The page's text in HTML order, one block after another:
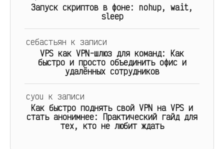
Запуск скриптов в фоне: nohup, wait,
sleep
себастьян к записи
VPS как VPN-шлюз для команд: Как
быстро и просто объединить офис и
удалённых сотрудников
cyou к записи
Как быстро поднять свой VPN на VPS и
стать анонимнее: Практический гайд для
тех, кто не любит ждать